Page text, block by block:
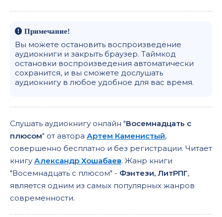
Примечание!
Вы можете остановить воспроизведение
аудиокниги и закрыть браузер. Таймкод
остановки воспроизведения автоматически
сохранится, и вы сможете дослушать
аудиокнигу в любое удобное для вас время.
Слушать аудиокнигу онлайн "Восемнадцать с
плюсом" от автора Артем Каменистый,
совершенно бесплатно и без регистрации. Читает
книгу Александр Хошабаев. Жанр книги
"Восемнадцать с плюсом" - Фэнтези, ЛитРПГ,
является одним из самых популярных жанров
современности.